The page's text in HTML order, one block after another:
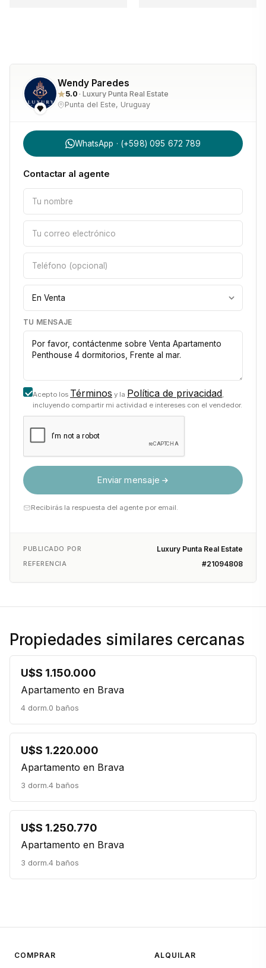
Wendy Paredes
5.0 · Luxury Punta Real Estate
Punta del Este, Uruguay
WhatsApp · (+598) 095 672 789
Contactar al agente
TU MENSAJE
Acepto los Términos y la Política de privacidad,
incluyendo compartir mi actividad e intereses con el vendedor.
Enviar mensaje
Recibirás la respuesta del agente por email.
PUBLICADO POR Luxury Punta Real Estate
REFERENCIA #21094808
Propiedades similares cercanas
U$S 1.150.000
Apartamento en Brava
4 dorm.0 baños
U$S 1.220.000
Apartamento en Brava
3 dorm.4 baños
U$S 1.250.770
Apartamento en Brava
3 dorm.4 baños
COMPRAR ALQUILAR